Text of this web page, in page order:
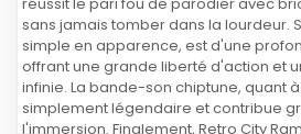
sans jamais tomber dans la lourdeur.
simple en apparence, est d'une
offrant une grande liberté d'action et
infinie. La bande-son chiptune, quant
simplement légendaire et contribue
l'immersion. Finalement, Retro City